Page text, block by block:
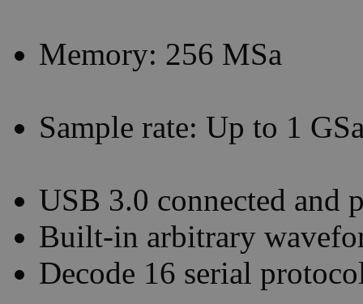
Memory: 256 MSa
Sample rate: Up to 1
USB 3.0 connected and
Built-in arbitrary
Decode 16 serial